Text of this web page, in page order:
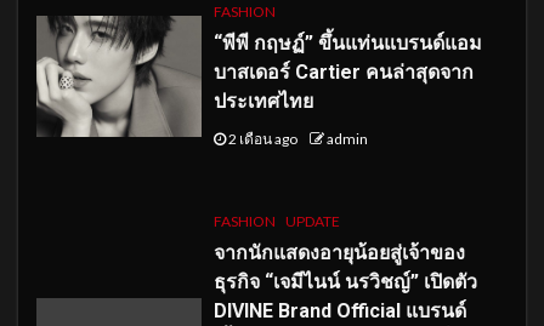
FASHION
“พีพี กฤษฏ์” ขึ้นแท่นแบรนด์แอม
บาสเดอร์ Cartier คนล่าสุดจาก
ประเทศไทย
2 เดือน ago admin
FASHION UPDATE
จากนักแสดงอายุน้อยสู่เจ้าของ
ธุรกิจ “เจมีไนน์ นรวิชญ์” เปิดตัว
DIVINE Brand Official แบรนด์